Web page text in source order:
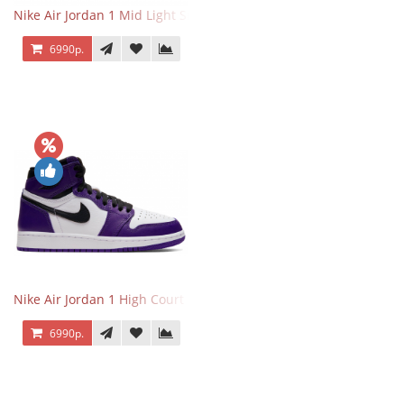
Nike Air Jordan 1 Mid Light Smoke Grey
6990р.
Nike Air Jordan 1 High Court Purple 2.0
6990р.